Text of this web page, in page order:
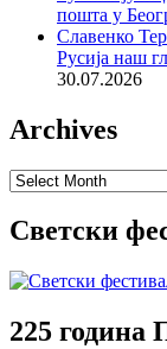
пошта у
Славенко
Русија наш
30.07.2026
Archives
Archives
Светски
225